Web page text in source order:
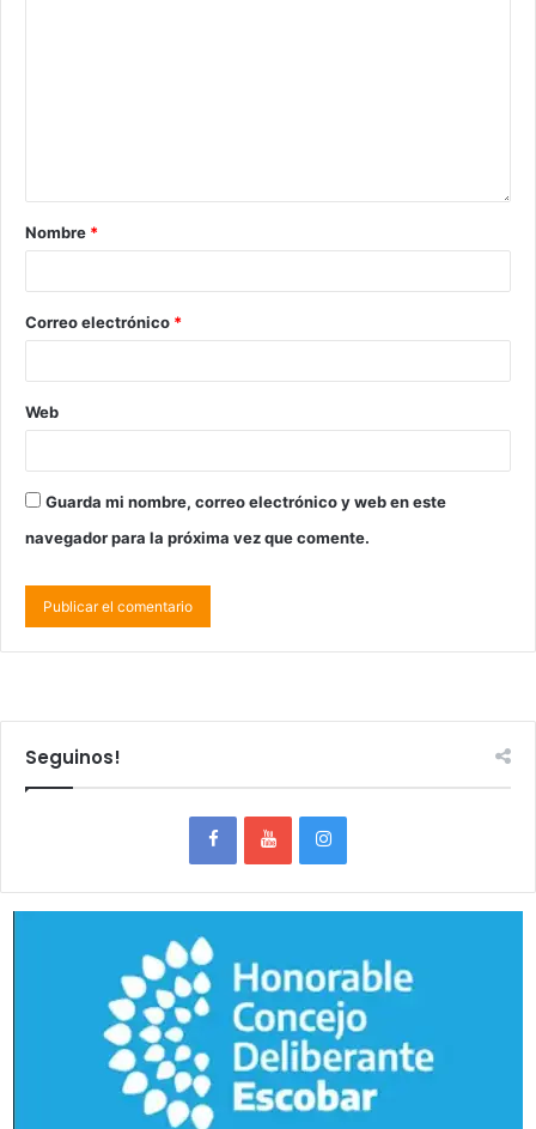
Nombre *
Correo electrónico *
Web
Guarda mi nombre, correo electrónico y web en este
navegador para la próxima vez que comente.
Seguinos!